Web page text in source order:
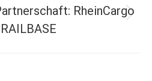
RheinCargo